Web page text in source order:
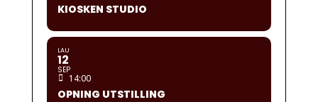
KIOSKEN STUDIO
LAU
12
SEP
14:00
OPNING UTSTILLING